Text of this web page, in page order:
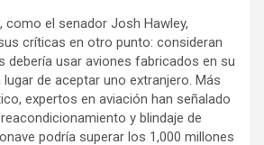
como el senador Josh Hawley,
críticas en otro punto: consideran
debería usar aviones fabricados en su
de aceptar uno extranjero. Más
expertos en aviación han señalado
y blindaje de
podría superar los 1,000 millones